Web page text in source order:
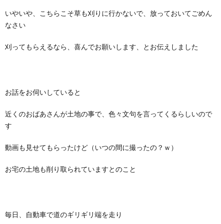
いやいや、こちらこそ草も刈りに行かないで、放っておいてごめん
なさい
刈ってもらえるなら、喜んでお願いします、とお伝えしました
お話をお伺いしていると
近くのおばあさんが土地の事で、色々文句を言ってくるらしいので
す
動画も見せてもらったけど（いつの間に撮ったの？ｗ）
お宅の土地も削り取られていますとのこと
毎日、自動車で道のギリギリ端を走り